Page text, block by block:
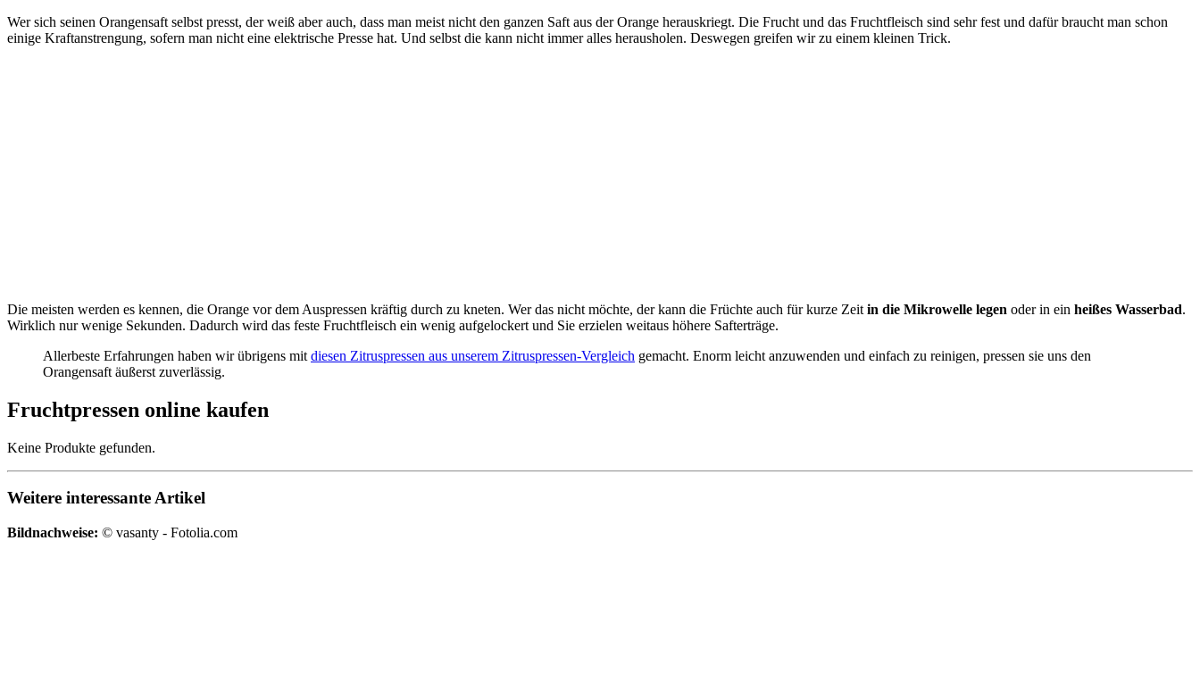
Wer sich seinen Orangensaft selbst presst, der weiß aber auch, dass man meist nicht den ganzen Saft aus der Orange herauskriegt. Die Frucht und das Fruchtfleisch sind sehr fest und dafür braucht man schon
einige Kraftanstrengung, sofern man nicht eine elektrische Presse hat. Und selbst die kann nicht immer alles herausholen. Deswegen greifen wir zu einem kleinen Trick.
Die meisten werden es kennen, die Orange vor dem Auspressen kräftig durch zu kneten. Wer das nicht möchte, der kann die Früchte auch für kurze Zeit in die Mikrowelle legen oder in ein heißes Wasserbad.
Wirklich nur wenige Sekunden. Dadurch wird das feste Fruchtfleisch ein wenig aufgelockert und Sie erzielen weitaus höhere Safterträge.
Allerbeste Erfahrungen haben wir übrigens mit diesen Zitruspressen aus unserem Zitruspressen-Vergleich gemacht. Enorm leicht anzuwenden und einfach zu reinigen, pressen sie uns den
Orangensaft äußerst zuverlässig.
Fruchtpressen online kaufen
Keine Produkte gefunden.
Weitere interessante Artikel
Bildnachweise: © vasanty - Fotolia.com